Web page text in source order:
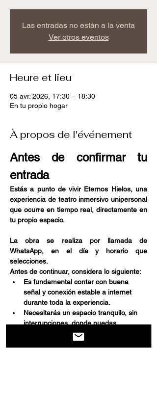
Las entradas no están a la venta
Ver otros eventos
Heure et lieu
05 avr. 2026, 17:30 – 18:30
En tu propio hogar
À propos de l'événement
Antes de confirmar tu
entrada
Estás a punto de vivir Eternos Hielos, una
experiencia de teatro inmersivo unipersonal
que ocurre en tiempo real, directamente en
tu propio espacio.
La obra se realiza por llamada de
WhatsApp, en el día y horario que
selecciones.
Antes de continuar, considera lo siguiente:
Es fundamental contar con buena
señal y conexión estable a internet
durante toda la experiencia.
Necesitarás un espacio tranquilo, sin
interrupciones, donde puedas
escuchar y participar activamente.